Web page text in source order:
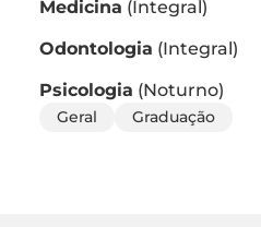
Medicina (Integral)
Odontologia (Integral)
Psicologia (Noturno)
Geral Graduação